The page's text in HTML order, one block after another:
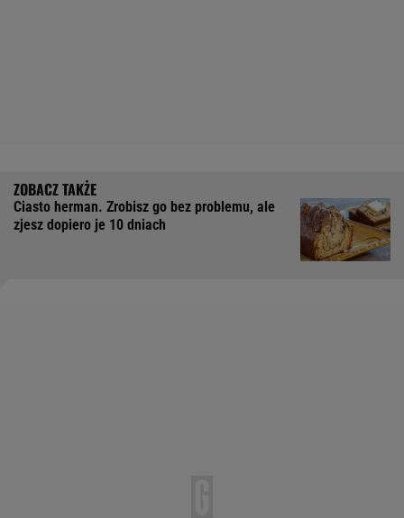
Ciasto herman. Zrobisz go bez problemu, ale
zjesz dopiero je 10 dniach